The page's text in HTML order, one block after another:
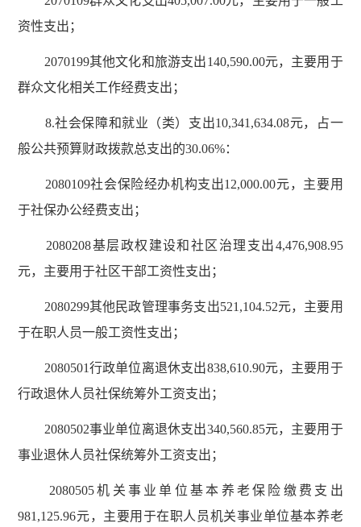
资性支出；
2070199其他文化和旅游支出140,590.00元，主要用于
群众文化相关工作经费支出；
8.社会保障和就业（类）支出10,341,634.08元，占一
般公共预算财政拨款总支出的30.06%：
2080109社会保险经办机构支出12,000.00元，主要用
于社保办公经费支出；
2080208基层政权建设和社区治理支出4,476,908.95
元，主要用于社区干部工资性支出；
2080299其他民政管理事务支出521,104.52元，主要用
于在职人员一般工资性支出；
2080501行政单位离退休支出838,610.90元，主要用于
行政退休人员社保统筹外工资支出；
2080502事业单位离退休支出340,560.85元，主要用于
事业退休人员社保统筹外工资支出；
2080505机关事业单位基本养老保险缴费支出
981,125.96元，主要用于在职人员机关事业单位基本养老